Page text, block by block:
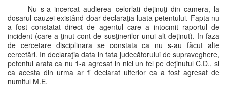
Nu s-a incercat audierea celorlati deţinuţi din camera, la
dosarul cauzei existând doar declaraţia luata petentului. Fapta nu
a fost constatat direct de agentul care a intocmit raportul de
incident (care a ţinut cont de susţinerilor unui alt deţinut). In faza
de cercetare disciplinara se constata ca nu s-au făcut alte
cercetări. In declaraţia data in fata judecătorului de supraveghere,
petentul arata ca nu 1-a agresat in nici un fel pe deţinutul C.D., si
ca acesta din urma ar fi declarat ulterior ca a fost agresat de
numitul M.E.